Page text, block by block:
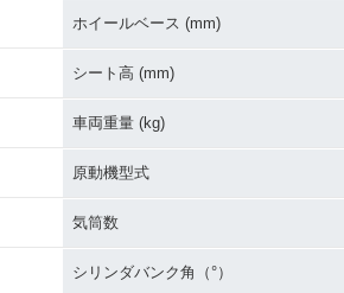
ホイールベース (mm)
シート高 (mm)
車両重量 (kg)
原動機型式
気筒数
シリンダバンク角（°）